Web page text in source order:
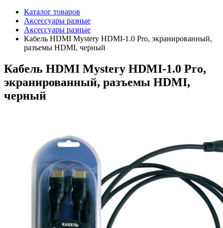
Каталог товаров
Аксессуары разные
Аксессуары разные
Кабель HDMI Mystery HDMI-1.0 Pro, экранированный,
разъемы HDMI, черный
Кабель HDMI Mystery HDMI-1.0 Pro,
экранированный, разъемы HDMI,
черный